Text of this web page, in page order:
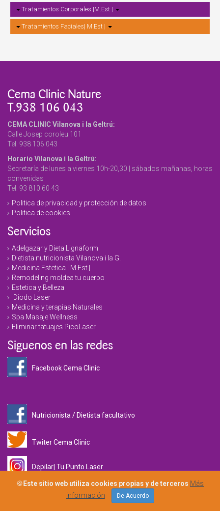
Tratamientos Corporales |M.Est |
Tratamientos Faciales| M.Est |
Cema Clinic Nature
T.938 106 043
CEMA CLINIC Vilanova i la Geltrú:
Calle Josep coroleu 101
Tel. 938 106 043
Horario Vilanova i la Geltrú:
Secretaría de lunes a viernes 10h-20,30 | sábados mañanas, horas
convenidas
Tel. 93 810 60 43
Politica de privacidad y protección de datos
Politica de cookies
Servicios
Adelgazar y Dieta Lignaform
Dietista nutricionista Vilanova i la G.
Medicina Estetica | M.Est |
Remodeling moldea tu cuerpo
Estetica y Belleza
Diodo Laser
Medicina y terapias Naturales
Spa Masaje Wellness
Eliminar tatuajes PicoLaser
Siguenos en las redes
Facebook Cema Clinic
Nutricionista / Dietista facultativo
Twiter Cema Clinic
Depilar| Tu Punto Laser
Cema Clinic
🍪 Este sitio web utiliza cookies propias y de terceros Más
información
De Acuerdo